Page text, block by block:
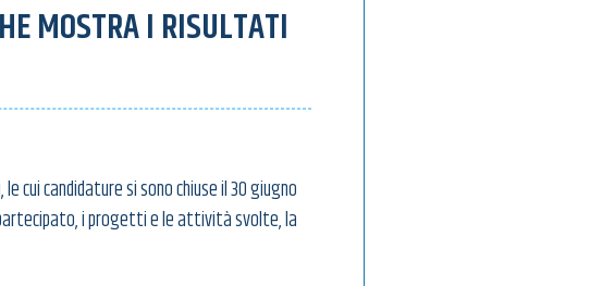
MOSTRA I RISULTATI
cui candidature si sono chiuse il 30 giugno
i progetti e le attività svolte, la